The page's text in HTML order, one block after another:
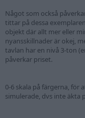
Något som också
tittar på dessa
objekt där allt mer eller
nyansskillnader är okej,
tavlan har en nivå 3-ton
påverkar priset.
0-6 skala på färgerna, för
simulerade, dvs inte äkta